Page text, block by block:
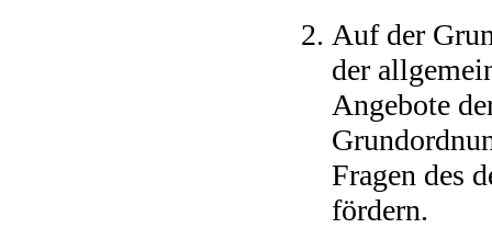
Auf der
der
Angebote
Fragen des
fördern.